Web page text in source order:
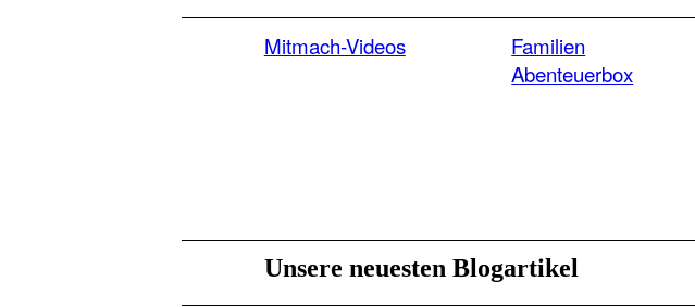
Mitmach-Videos
Familien
Abenteuerbox
Unsere neuesten Blogartikel